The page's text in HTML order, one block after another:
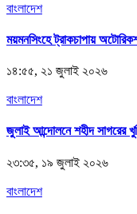
বাংলাদেশ
ময়মনসিংহে ট্রাকচাপায়
১৪:৫৫, ২১ জুলাই ২০২৬
বাংলাদেশ
জুলাই আন্দোলনে শহীদ সাগরের
২৩:৩৫, ১৯ জুলাই ২০২৬
বাংলাদেশ